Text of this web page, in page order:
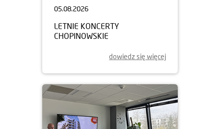
05.08.2026
LETNIE KONCERTY
CHOPINOWSKIE
dowiedz się więcej